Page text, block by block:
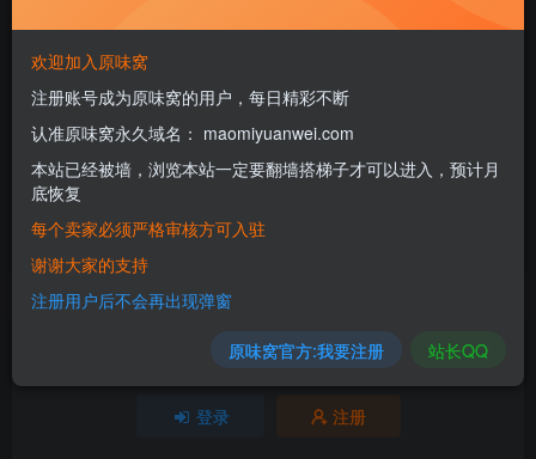
评分
请登录后发表评论
登录 注册
欢迎加入原味窝
注册账号成为原味窝的用户，每日精彩不断
认准原味窝永久域名： maomiyuanwei.com
本站已经被墙，浏览本站一定要翻墙搭梯子才可以进入，预计月
底恢复
每个卖家必须严格审核方可入驻
谢谢大家的支持
注册用户后不会再出现弹窗
原味窝官方:我要注册 站长QQ